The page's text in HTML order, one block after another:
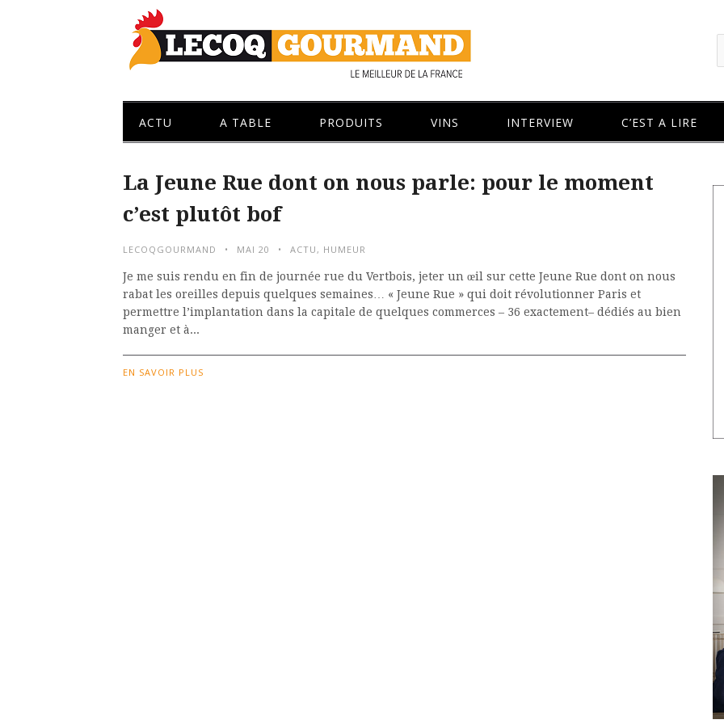
ACTU A TABLE PRODUITS VINS INTERVIEW C’EST A LIRE
La Jeune Rue dont on nous parle: pour le moment
c’est plutôt bof
LECOQGOURMAND MAI 20 ACTU , HUMEUR
Je me suis rendu en fin de journée rue du Vertbois, jeter un œil sur cette Jeune Rue dont on nous
rabat les oreilles depuis quelques semaines… « Jeune Rue » qui doit révolutionner Paris et
permettre l’implantation dans la capitale de quelques commerces – 36 exactement– dédiés au bien
manger et à...
EN SAVOIR PLUS